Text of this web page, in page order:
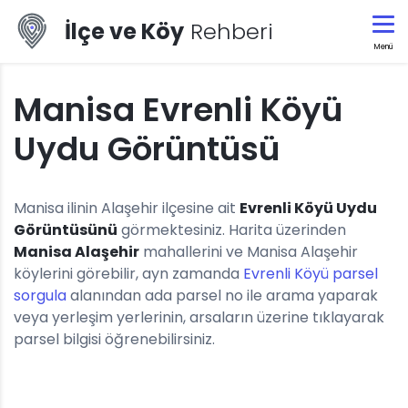
İlçe ve Köy Rehberi
Menü
Manisa Evrenli Köyü
Uydu Görüntüsü
Manisa ilinin Alaşehir ilçesine ait Evrenli Köyü Uydu
Görüntüsünü görmektesiniz. Harita üzerinden
Manisa Alaşehir mahallerini ve Manisa Alaşehir
köylerini görebilir, ayn zamanda Evrenli Köyü parsel
sorgulaalanından ada parsel no ile arama yaparak
veya yerleşim yerlerinin, arsaların üzerine tıklayarak
parsel bilgisi öğrenebilirsiniz.